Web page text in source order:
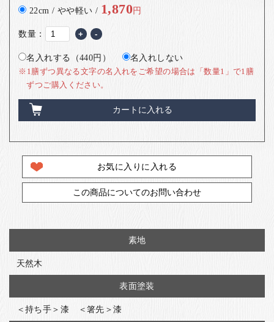
22cm / やや軽い / 1,870円
数量： + -
名入れする（440円） 名入れしない
※1膳ずつ異なる文字の名入れをご希望の場合は「数量1」で1膳
ずつご購入ください。
カートに入れる
お気に入りに入れる
この商品についてのお問い合わせ
素地
天然木
表面塗装
＜持ち手＞漆 ＜箸先＞漆